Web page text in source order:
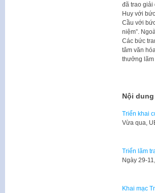
đã trao giải
Huy với
Cầu với
niệm”.
Các bức
tâm văn
thưởng lãm
Nội
Triển khai
Vừa qua,
Triển lãm
​Ngày 29-
Khai mạc